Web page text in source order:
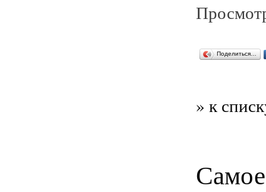
Поделиться…
» к